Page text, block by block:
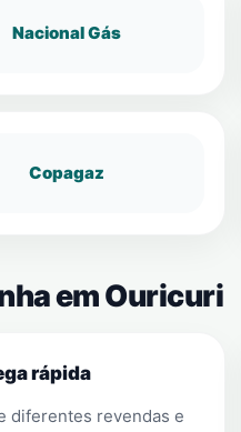
Nacional Gás
Copagaz
em Ouricuri
rápida
diferentes revendas e